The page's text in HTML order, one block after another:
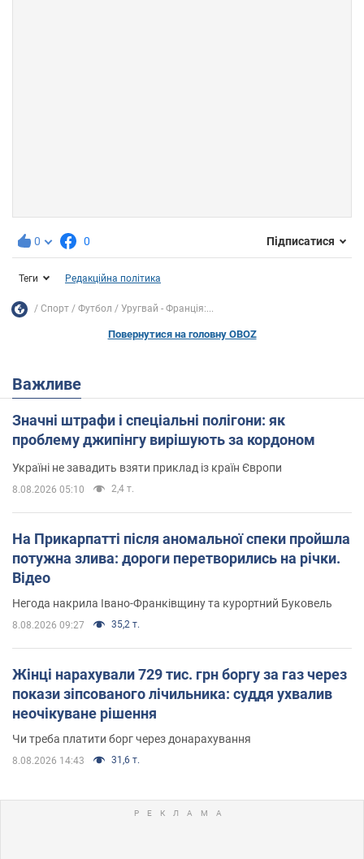
0 0 Підписатися
Теги Редакційна політика
Спорт Футбол Уругвай - Франція:...
Повернутися на головну OBOZ
Важливе
Значні штрафи і спеціальні полігони: як
проблему джипінгу вирішують за кордоном
Україні не завадить взяти приклад із країн Європи
8.08.2026 05:10 2,4 т.
На Прикарпатті після аномальної спеки пройшла
потужна злива: дороги перетворились на річки.
Відео
Негода накрила Івано-Франківщину та курортний Буковель
8.08.2026 09:27 35,2 т.
Жінці нарахували 729 тис. грн боргу за газ через
покази зіпсованого лічильника: суддя ухвалив
неочікуване рішення
Чи треба платити борг через донарахування
8.08.2026 14:43 31,6 т.